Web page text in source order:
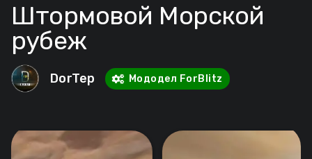
Штормовой Морской
рубеж
DorTep Мододел ForBlitz